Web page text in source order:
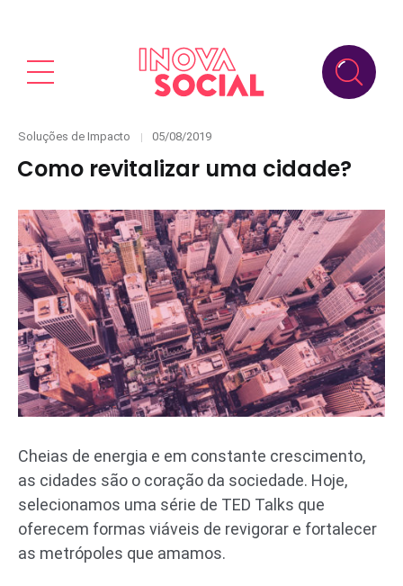
Categories
Soluções de Impacto
Posted
05/08/2019
Como revitalizar uma cidade?
Cheias de energia e em constante crescimento,
as cidades são o coração da sociedade. Hoje,
selecionamos uma série de TED Talks que
oferecem formas viáveis de revigorar e fortalecer
as metrópoles que amamos.